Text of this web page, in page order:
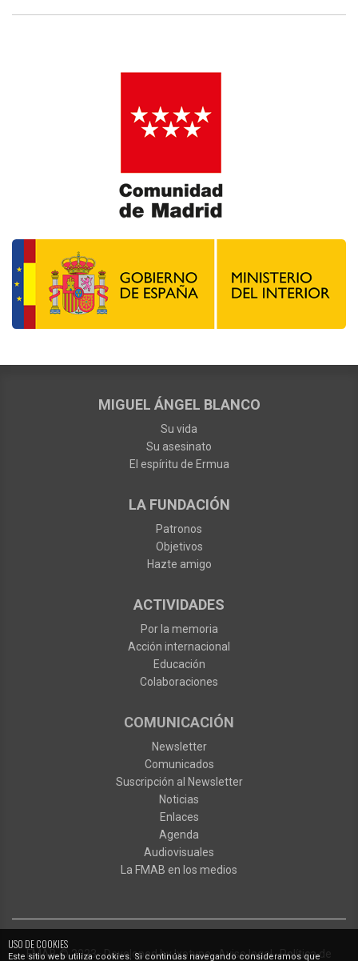
USO DE COOKIES
Este sitio web utiliza cookies. Si continúas navegando consideramos que
MIGUEL ÁNGEL BLANCO
Su vida
Su asesinato
El espíritu de Ermua
LA FUNDACIÓN
Patronos
Objetivos
Hazte amigo
ACTIVIDADES
Por la memoria
Acción internacional
Educación
Colaboraciones
COMUNICACIÓN
Newsletter
Comunicados
Suscripción al Newsletter
Noticias
Enlaces
Agenda
Audiovisuales
La FMAB en los medios
FMAB© 2023·Developed byIxotype·Aviso legal·Política de